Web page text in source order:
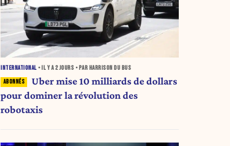
INTERNATIONAL • IL Y A2 JOURS • PAR HARRISON DU BUS
Uber mise 10 milliards de dollars
pour dominer la révolution des
robotaxis